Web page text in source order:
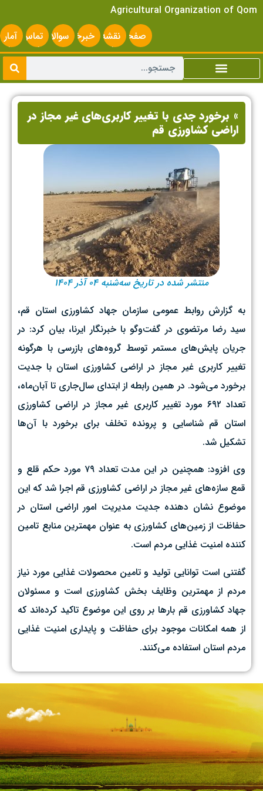
Agricultural Organization of Qom
صفحه
اصلی
نقشه
سایت
خبرخوانسوالات
متداول
تماس
با ما
آمار
» برخورد جدی با تغییر کاربری‌های غیر مجاز در
اراضی کشاورزی قم
منتشر شده در تاریخ سه‌شنبه ۰۴ آذر ۱۴۰۴
به گزارش روابط عمومی سازمان جهاد کشاورزی استان قم،
سید رضا مرتضوی در گفت‌وگو با خبرنگار ایرنا، بیان کرد: در
جریان پایش‌های مستمر توسط گروه‌های بازرسی با هرگونه
تغییر کاربری غیر مجاز در اراضی کشاورزی استان با جدیت
برخورد می‌شود. در همین رابطه از ابتدای سال‌جاری تا آبان‌ماه،
تعداد ۶۹۲ مورد تغییر کاربری غیر مجاز در اراضی کشاورزی
استان قم شناسایی و پرونده تخلف برای برخورد با آن‌ها
تشکیل شد.
وی افزود: همچنین در این مدت تعداد ۷۹ مورد حکم قلع و
قمع سازه‌های غیر مجاز در اراضی کشاورزی قم اجرا شد که این
موضوع نشان دهنده جدیت مدیریت امور اراضی استان در
حفاظت از زمین‌های کشاورزی به عنوان مهمترین منابع تامین
کننده امنیت غذایی مردم است.
گفتنی است توانایی تولید و تامین محصولات غذایی مورد نیاز
مردم از مهمترین وظایف بخش کشاورزی است و مسئولان
جهاد کشاورزی قم بارها بر روی این موضوع تاکید کرده‌اند که
از همه امکانات موجود برای حفاظت و پایداری امنیت غذایی
مردم استان استفاده می‌کنند.